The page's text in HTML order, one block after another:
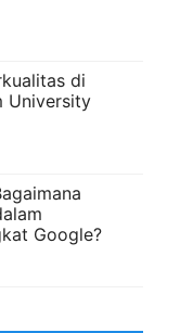
di
University
Google?